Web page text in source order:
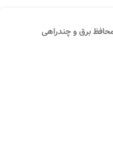
برق و چندراهی